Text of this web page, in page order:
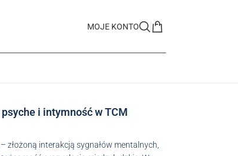
MOJE KONTO
psyche i intymność w TCM
interakcją sygnałów mentalnych,